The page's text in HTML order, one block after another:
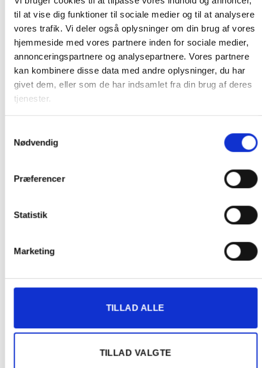
til at vise dig funktioner til sociale medier og til at analysere
vores trafik. Vi deler også oplysninger om din brug af vores
hjemmeside med vores partnere inden for sociale medier,
annonceringspartnere og analysepartnere. Vores partnere
kan kombinere disse data med andre oplysninger, du har
givet dem, eller som de har indsamlet fra din brug af deres
tjenester.
Nødvendig
Præferencer
Statistik
Marketing
TILLAD ALLE
TILLAD VALGTE
Dette medfølger:
Undervandshus
Hjelm beslag
Cykel beslag
Selvklæbende beslag
Stativ adapterer
Kamera adaptere
USB kabel
http://www.kitvision.co.uk/support
Vores Webshop er e-mærket - naturligvis!
En nem og gennemskuelig handel
Løbende kontrolleret
Varenummer (SKU):573440